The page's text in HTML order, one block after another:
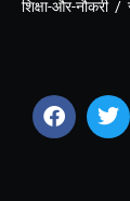
शिक्षा-और-नौकरी